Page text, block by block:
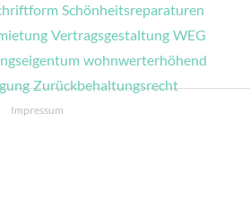
Schönheitsreparaturen
Vertragsgestaltung WEG
wohnwerterhöhend
Zurückbehaltungsrecht
Impressum